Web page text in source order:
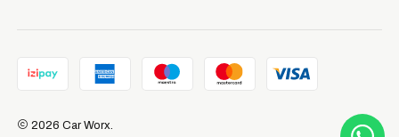
2026 Car Worx.